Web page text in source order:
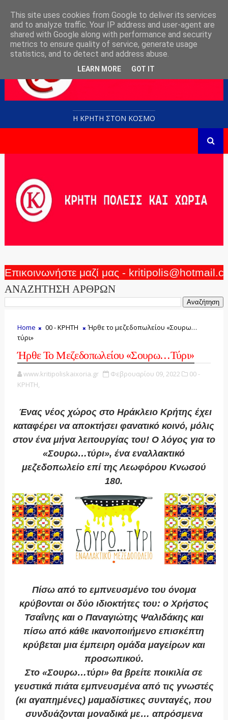
Η ΚΡΗΤΗ ΣΤΟN KOΣΜΟ
Επικοινωνήστε μαζί μας -
ΑΝΑΖΗΤΗΣΗ ΑΡΘΡΩΝ
Home 00 - ΚΡΗΤΗ
Ήρθε το μεζεδοπωλείου «Σουρω…
τύρι»
Ήρθε Το Μεζεδοπωλείου «Σουρω…τύρι»
www.kritipoliskaixoria.gr Φεβρουαρίου 09, 2022
00 -
ΚΡΗΤΗ,
Ένας νέος χώρος στο Ηράκλειο Κρήτης έχει
καταφέρει να αποκτήσει φανατικό κοινό, μόλις
στον ένα μήνα λειτουργίας του! Ο λόγος για το
«Σουρω…τύρι», ένα εναλλακτικό
μεζεδοπωλείο επί της Λεωφόρου Κνωσού
180.
Πίσω από το εμπνευσμένο του όνομα
κρύβονται οι δύο ιδιοκτήτες του: ο Χρήστος
Τσαΐνης και ο Παναγιώτης Ψαλιδάκης και
πίσω από κάθε ικανοποιήμενο επισκέπτη
κρύβεται μια έμπειρη ομάδα μαγείρων και
προσωπικού.
Στο «Σουρω…τύρι» θα βρείτε ποικιλία σε
γευστικά πιάτα εμπνευσμένα από τις γνωστές
(κι αγαπημένες) μαμαδίστικες συνταγές, που
συνδυάζονται μοναδικά με… απρόσμενα
This site uses cookies from Google to deliver its services
and to analyze traffic. Your IP address and user-agent are
shared with Google along with performance and security
metrics to ensure quality of service, generate usage
statistics, and to detect and address abuse.
LEARN MORE GOT IT